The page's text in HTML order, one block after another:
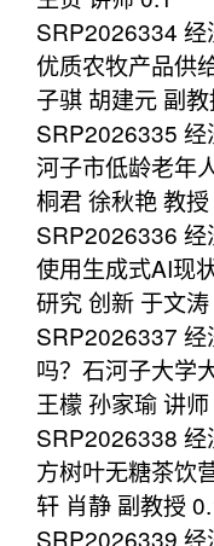
SRP2026334 经
优质农牧产品供
子骐 胡建元 副教
SRP2026335 经
河子市低龄老年
桐君 徐秋艳 教授
SRP2026336 经
使用生成式AI现
研究 创新 于文
SRP2026337 经
吗？石河子大学
王檬 孙家瑜 讲师
SRP2026338 经
方树叶无糖茶饮
轩 肖静 副教授
SRP2026339 经